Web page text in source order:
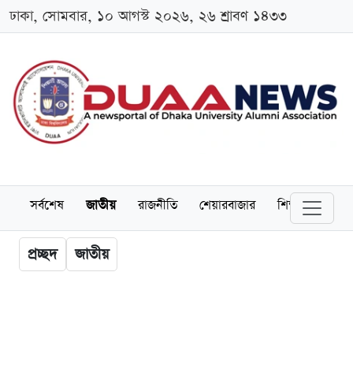
ঢাকা, সোমবার, ১০ আগস্ট ২০২৬, ২৬ শ্রাবণ ১৪৩৩
সর্বশেষ জাতীয় রাজনীতি শেয়ারবাজার শিক্ষা
প্রচ্ছদ জাতীয়